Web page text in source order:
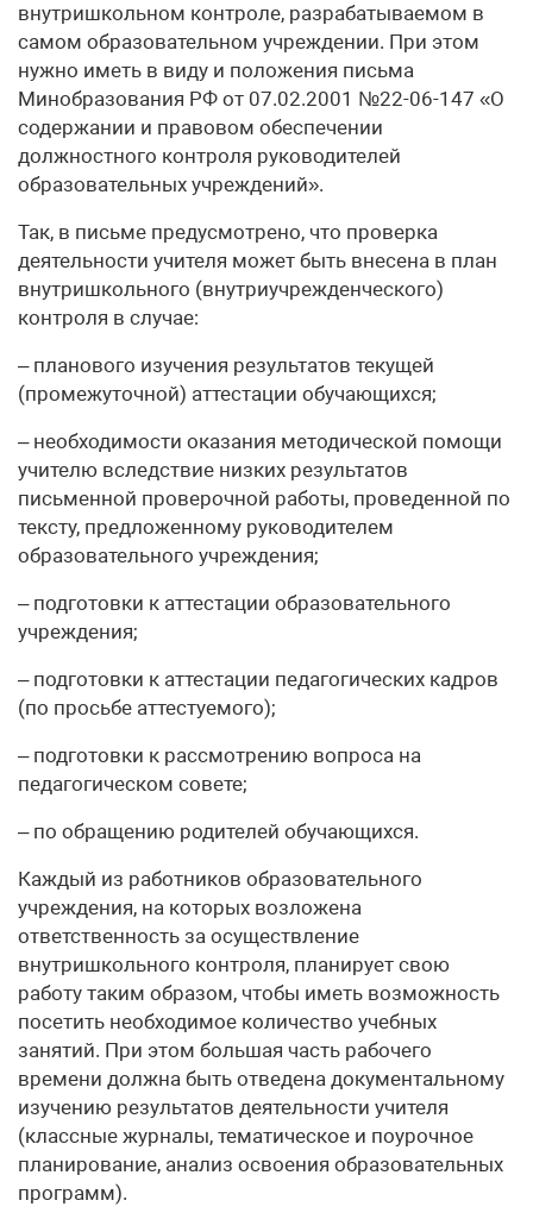
внутришкольном контроле, разрабатываемом в
самом образовательном учреждении. При этом
нужно иметь в виду и положения письма
Минобразования РФ от 07.02.2001 №22-06-147 «О
содержании и правовом обеспечении
должностного контроля руководителей
образовательных учреждений».
Так, в письме предусмотрено, что проверка
деятельности учителя может быть внесена в план
внутришкольного (внутриучрежденческого)
контроля в случае:
– планового изучения результатов текущей
(промежуточной) аттестации обучающихся;
– необходимости оказания методической помощи
учителю вследствие низких результатов
письменной проверочной работы, проведенной по
тексту, предложенному руководителем
образовательного учреждения;
– подготовки к аттестации образовательного
учреждения;
– подготовки к аттестации педагогических кадров
(по просьбе аттестуемого);
– подготовки к рассмотрению вопроса на
педагогическом совете;
– по обращению родителей обучающихся.
Каждый из работников образовательного
учреждения, на которых возложена
ответственность за осуществление
внутришкольного контроля, планирует свою
работу таким образом, чтобы иметь возможность
посетить необходимое количество учебных
занятий. При этом большая часть рабочего
времени должна быть отведена документальному
изучению результатов деятельности учителя
(классные журналы, тематическое и поурочное
планирование, анализ освоения образовательных
программ).